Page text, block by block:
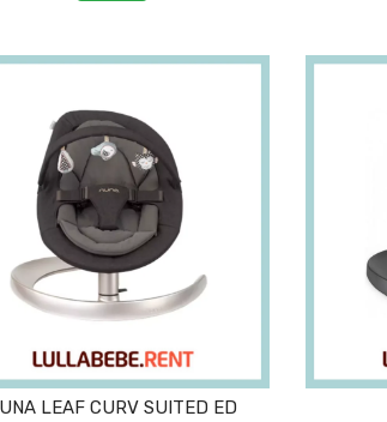
LEAF CURV SUITED ED